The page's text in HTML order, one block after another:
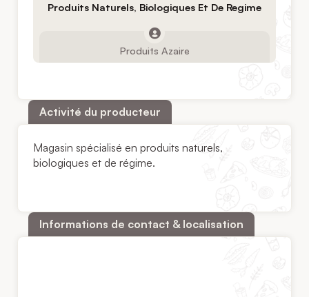
Produits Naturels, Biologiques Et De Regime
Produits Azaire
Activité du producteur
Magasin spécialisé en produits naturels,
biologiques et de régime.
Informations de contact & localisation